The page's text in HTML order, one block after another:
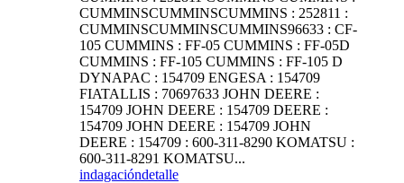
CUMMINSCUMMINSCUMMINS : 252811 :
CUMMINSCUMMINSCUMMINS96633 : CF-
105 CUMMINS : FF-05 CUMMINS : FF-05D
CUMMINS : FF-105 CUMMINS : FF-105 D
DYNAPAC : 154709 ENGESA : 154709
FIATALLIS : 70697633 JOHN DEERE :
154709 JOHN DEERE : 154709 DEERE :
154709 JOHN DEERE : 154709 JOHN
DEERE : 154709 : 600-311-8290 KOMATSU :
600-311-8291 KOMATSU...
indagacióndetalle